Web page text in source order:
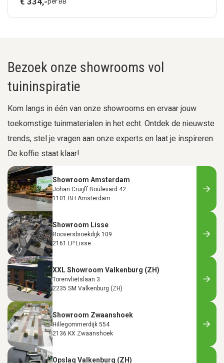
Bezoek onze showrooms vol
tuininspiratie
Kom langs in één van onze showrooms en ervaar jouw
toekomstige tuinmaterialen in het echt. Ontdek de nieuwste
trends, stel je vragen aan onze experts en laat je inspireren.
De koffie staat klaar!
Showroom Amsterdam
Johan Cruijff Boulevard 42
1101 BH Amsterdam
Showroom Lisse
Rooversbroekdijk 109
2161 LP Lisse
XXL Showroom Valkenburg (ZH)
Torenvlietslaan 3
2235 SM Valkenburg (ZH)
Showroom Zwaanshoek
Hillegommerdijk 554
2136 KX Zwaanshoek
Opslag Valkenburg (ZH)